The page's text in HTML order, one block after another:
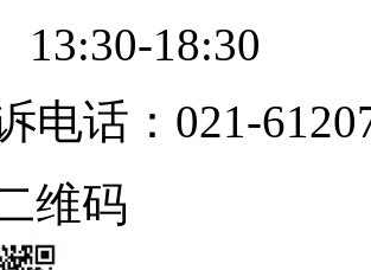
13:30-18:30
电话：021-
维码